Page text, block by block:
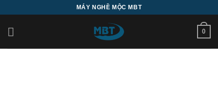
nội
MÁY NGHỀ MỘC MBT
0